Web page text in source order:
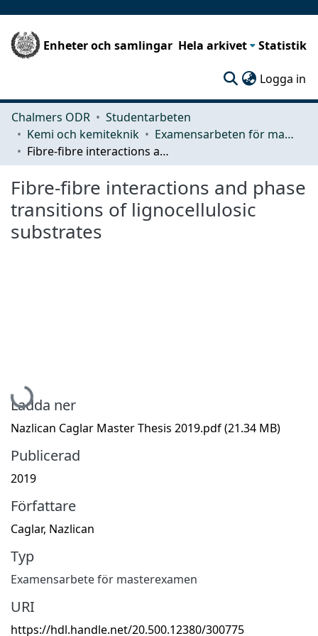
Enheter och samlingar Hela arkivet Statistik
Logga in
Chalmers ODR
Studentarbeten
Kemi och kemiteknik
Examensarbeten för masterexamen
Fibre-fibre interactions and phase transitions of lignocellulosic substrates
Fibre-fibre interactions and phase
transitions of lignocellulosic
substrates
Hämtar...
Ladda ner
Nazlican Caglar Master Thesis 2019.pdf(21.34 MB)
Publicerad
2019
Författare
Caglar, Nazlican
Typ
Examensarbete för masterexamen
URI
https://hdl.handle.net/20.500.12380/300775